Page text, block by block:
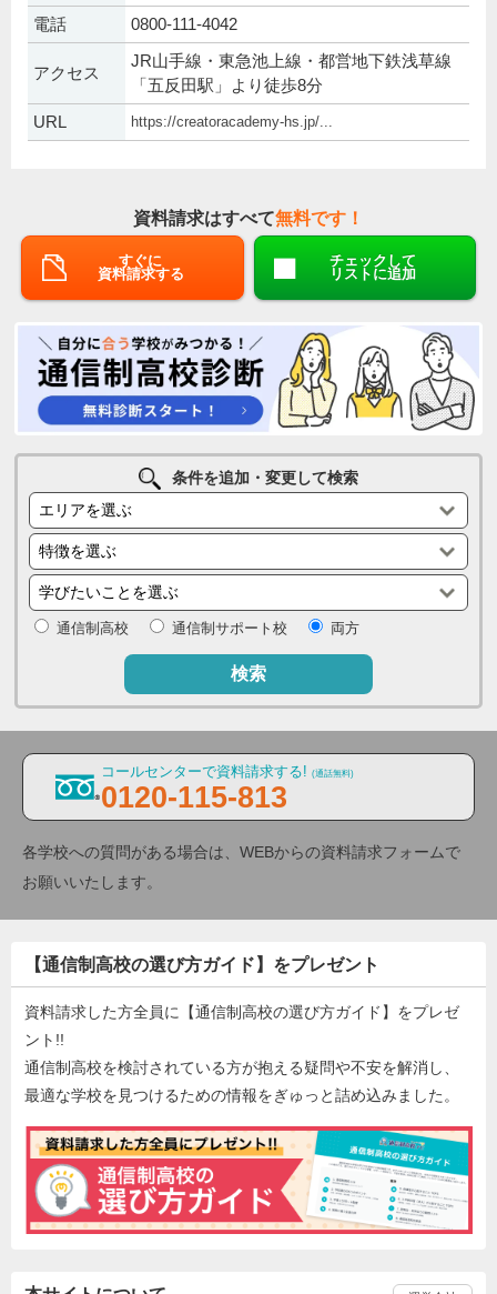
電話 0800-111-4042
アクセス
JR山手線・東急池上線・都営地下鉄浅草線
「五反田駅」より徒歩8分
URL
https://creatoracademy-hs.jp/...
資料請求はすべて無料です！
すぐに
資料請求する
チェックして
リストに追加
条件を追加・変更して検索
通信制高校 通信制サポート校 両方
検索
コールセンターで資料請求する! (通話無料)
0120-115-813
各学校への質問がある場合は、WEBからの資料請求フォームで
お願いいたします。
【通信制高校の選び方ガイド】をプレゼント
資料請求した方全員に【通信制高校の選び方ガイド】をプレゼ
ント!!
通信制高校を検討されている方が抱える疑問や不安を解消し、
最適な学校を見つけるための情報をぎゅっと詰め込みました。